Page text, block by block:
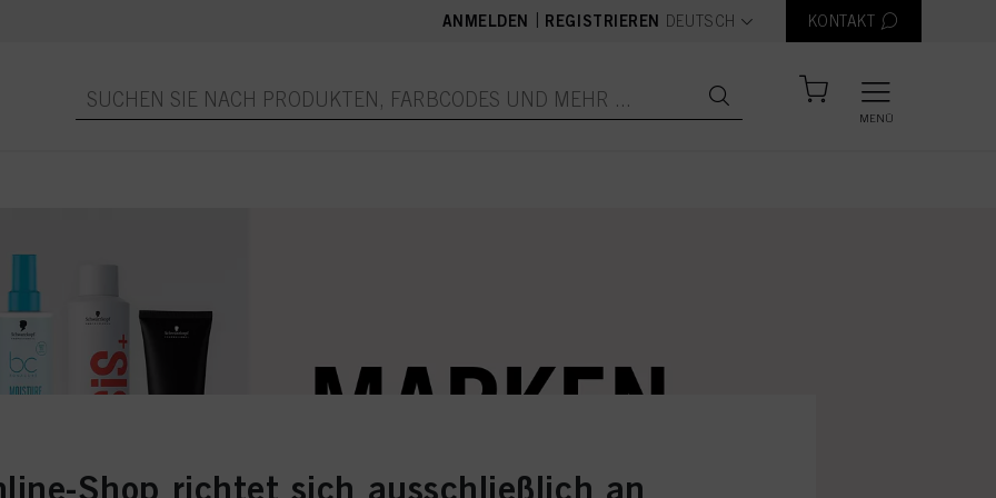
ANMELDEN REGISTRIEREN text.language
DEUTSCH KONTAKT
MENÜ
Shop richtet sich ausschließlich an